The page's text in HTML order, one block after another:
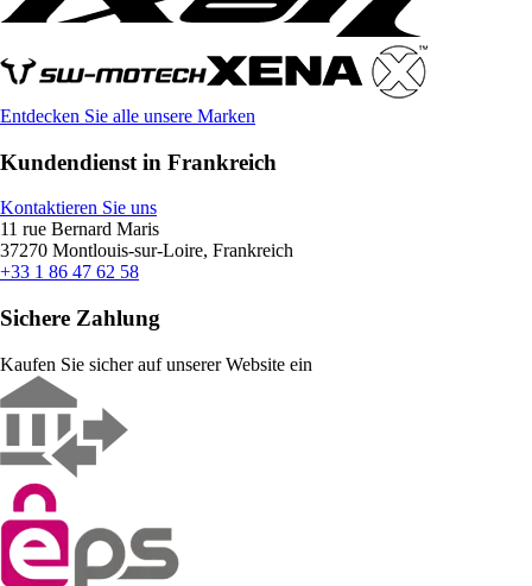
Entdecken Sie alle unsere Marken
Kundendienst in Frankreich
Kontaktieren Sie uns
11 rue Bernard Maris
37270 Montlouis-sur-Loire, Frankreich
+33 1 86 47 62 58
Sichere Zahlung
Kaufen Sie sicher auf unserer Website ein